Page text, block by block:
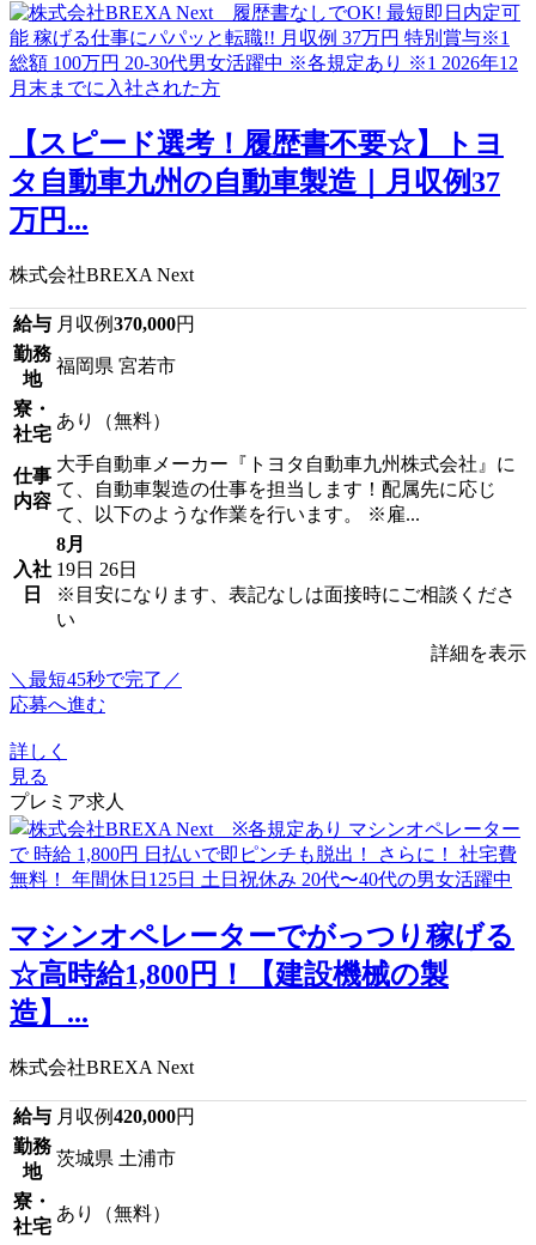
【スピード選考！履歴書不要☆】トヨ
タ自動車九州の自動車製造｜月収例37
万円...
株式会社BREXA Next
給与 月収例370,000円
勤務
地
福岡県 宮若市
寮・
社宅
あり（無料）
仕事
内容
大手自動車メーカー『トヨタ自動車九州株式会社』に
て、自動車製造の仕事を担当します！配属先に応じ
て、以下のような作業を行います。 ※雇...
入社
日
8月
19日 26日
※目安になります、表記なしは面接時にご相談くださ
い
詳細を表示
＼最短45秒で完了／
応募へ進む
詳しく
見る
プレミア求人
マシンオペレーターでがっつり稼げる
☆高時給1,800円！【建設機械の製
造】...
株式会社BREXA Next
給与 月収例420,000円
勤務
地
茨城県 土浦市
寮・
社宅
あり（無料）